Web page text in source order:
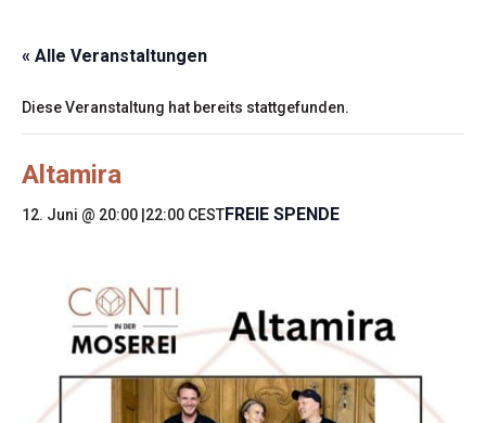
« Alle Veranstaltungen
Diese Veranstaltung hat bereits stattgefunden.
Altamira
12. Juni @ 20:00 |22:00 CESTFREIE SPENDE